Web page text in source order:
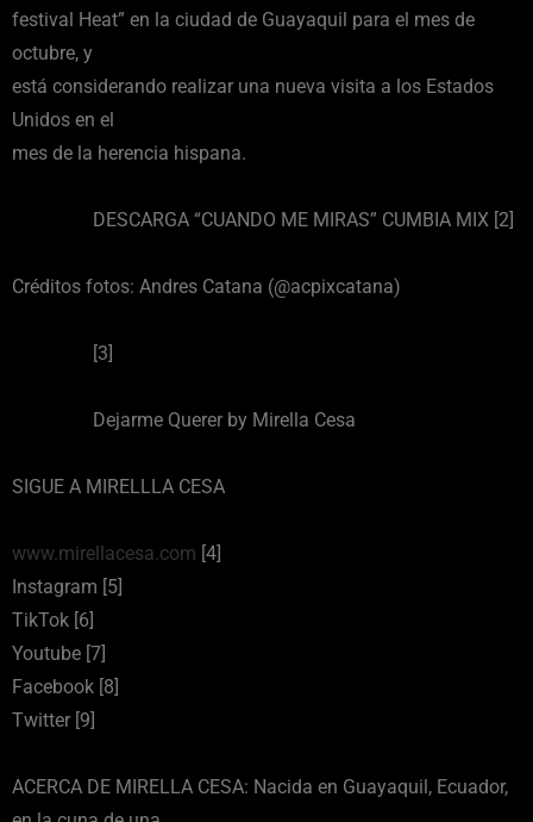
festival Heat” en la ciudad de Guayaquil para el mes de
octubre, y
está considerando realizar una nueva visita a los Estados
Unidos en el
mes de la herencia hispana.
DESCARGA “CUANDO ME MIRAS” CUMBIA MIX [2]
Créditos fotos: Andres Catana (@acpixcatana)
[3]
Dejarme Querer by Mirella Cesa
SIGUE A MIRELLLA CESA
www.mirellacesa.com [4]
Instagram [5]
TikTok [6]
Youtube [7]
Facebook [8]
Twitter [9]
ACERCA DE MIRELLA CESA: Nacida en Guayaquil, Ecuador,